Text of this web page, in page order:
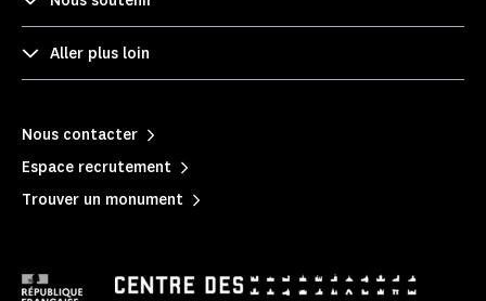
Aller plus loin
Nous contacter
Espace recrutement
Trouver un monument